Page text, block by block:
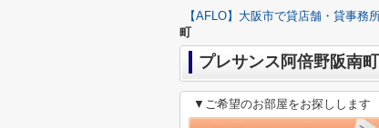
【AFLO】大阪市で貸店舗・貸事務
町
プレサンス阿倍野阪南町
▼ご希望のお部屋をお探しします